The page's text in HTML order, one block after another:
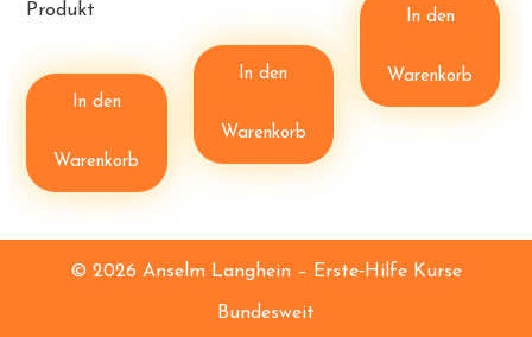
Produkt
In den
Warenkorb
In den
Warenkorb
In den
Warenkorb
© 2026 Anselm Langhein – Erste‑Hilfe Kurse
Bundesweit